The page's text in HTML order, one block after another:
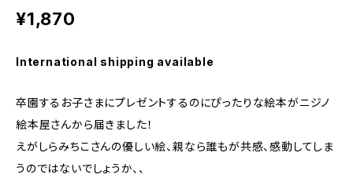
¥1,870
International shipping available
卒園するお子さまにプレゼントするのにぴったりな絵本がニジノ
絵本屋さんから届きました！
えがしらみちこさんの優しい絵、親なら誰もが共感、感動してしま
うのではないでしょうか、、